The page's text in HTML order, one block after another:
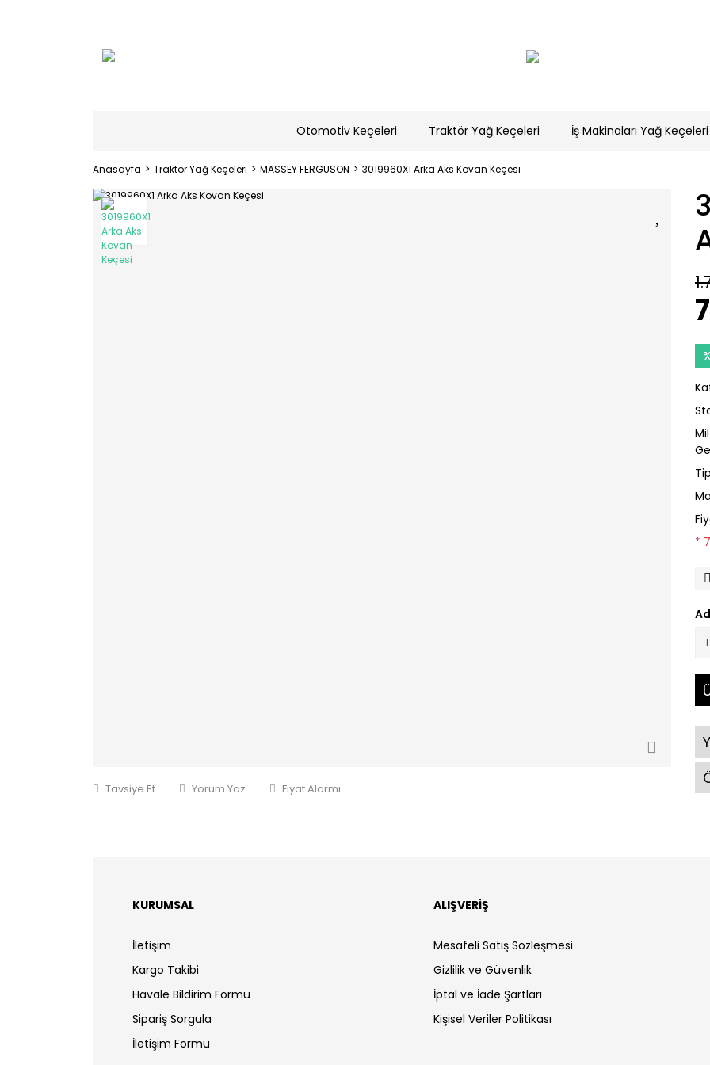
Otomotiv Keçeleri Traktör Yağ Keçeleri İş Makinaları Yağ Keçeleri
Anasayfa Traktör Yağ Keçeleri MASSEY FERGUSON 3019960X1 Arka Aks Kovan Keçesi
Tavsiye Et Yorum Yaz Fiyat Alarmı
*
KURUMSAL
İletişim
Kargo Takibi
Havale Bildirim Formu
Sipariş Sorgula
İletişim Formu
ALIŞVERİŞ
Mesafeli Satış Sözleşmesi
Gizlilik ve Güvenlik
İptal ve İade Şartları
Kişisel Veriler Politikası